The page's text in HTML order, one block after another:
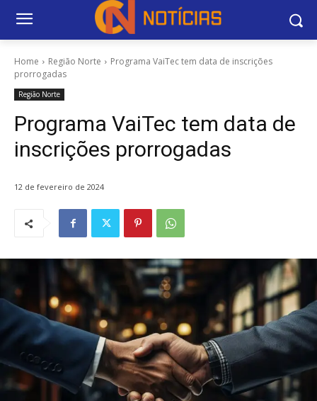
Home Região Norte
Programa VaiTec tem data de inscrições
prorrogadas
Região Norte
Programa VaiTec tem data de
inscrições prorrogadas
12 de fevereiro de 2024